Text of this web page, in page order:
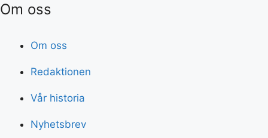
Om oss
Om oss
Redaktionen
Vår historia
Nyhetsbrev